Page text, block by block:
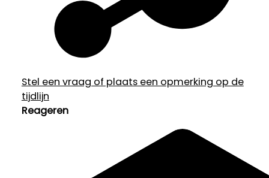
Stel een vraag of plaats een opmerking op de
tijdlijn
Reageren